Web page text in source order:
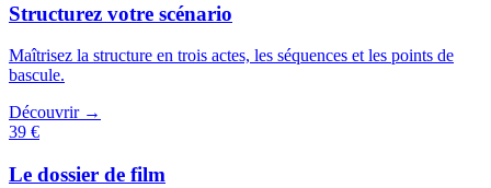
Structurez votre scénario
Maîtrisez la structure en trois actes, les séquences et les points de
bascule.
Découvrir →
39 €
Le dossier de film